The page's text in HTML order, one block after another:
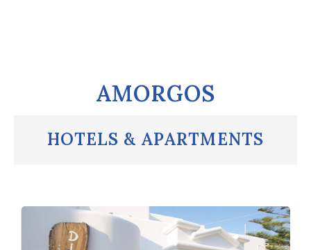
AMORGOS
HOTELS & APARTMENTS